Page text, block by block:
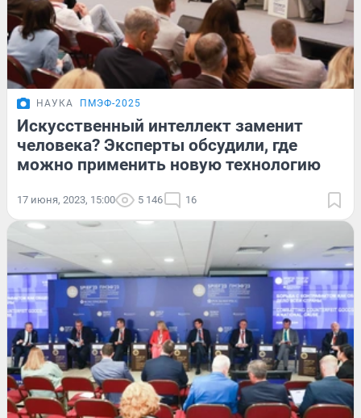
НАУКА ПМЭФ-2025
Искусственный интеллект заменит
человека? Эксперты обсудили, где
можно применить новую технологию
17 июня, 2023, 15:00 5 146 16